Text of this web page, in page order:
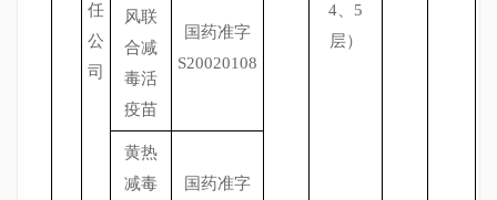
任
公
司
4、5
层）
风联
合减
毒活
疫苗
国药准字
S20020108
黄热
减毒
国药准字